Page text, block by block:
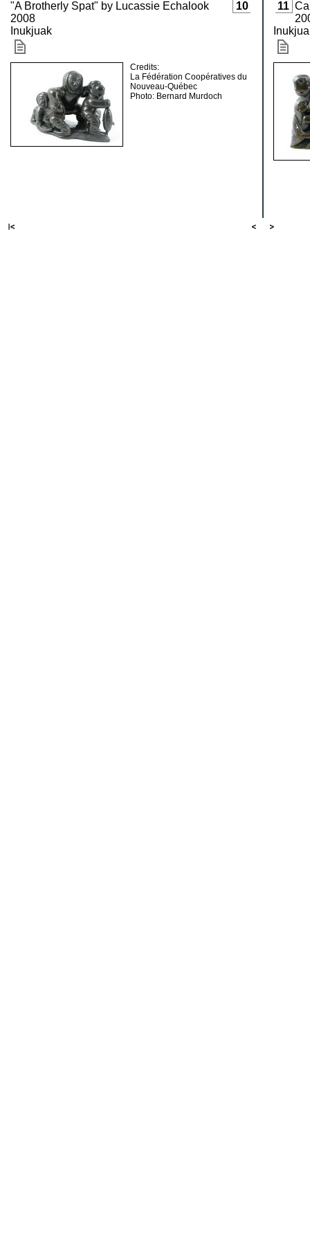
10
"A Brotherly Spat" by Lucassie Echalook
2008
Inukjuak
Credits:
La Fédération Coopératives du
Nouveau-Québec
Photo: Bernard Murdoch
11